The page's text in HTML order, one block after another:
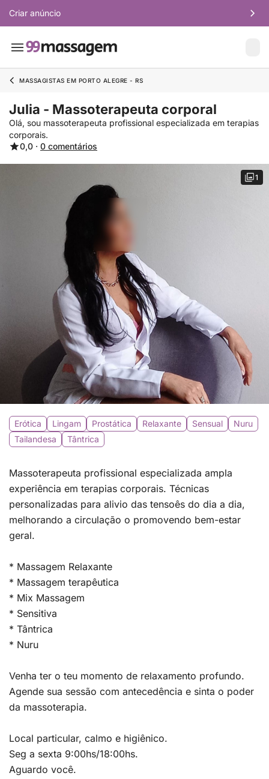
Criar anúncio
MASSAGISTAS EM PORTO ALEGRE - RS
Julia - Massoterapeuta corporal
Olá, sou massoterapeuta profissional especializada em terapias
corporais.
0,0 · 0 comentários
1
Erótica Lingam Prostática Relaxante Sensual
Nuru
Tailandesa
Tântrica
Massoterapeuta profissional especializada ampla
experiência em terapias corporais. Técnicas
personalizadas para alivio das tensoês do dia a dia,
melhorando a circulação o promovendo bem-estar
geral.
* Massagem Relaxante
* Massagem terapêutica
* Mix Massagem
* Sensitiva
* Tântrica
* Nuru
Venha ter o teu momento de relaxamento profundo.
Agende sua sessão com antecedência e sinta o poder
da massoterapia.
Local particular, calmo e higiênico.
Seg a sexta 9:00hs/18:00hs.
Aguardo você.